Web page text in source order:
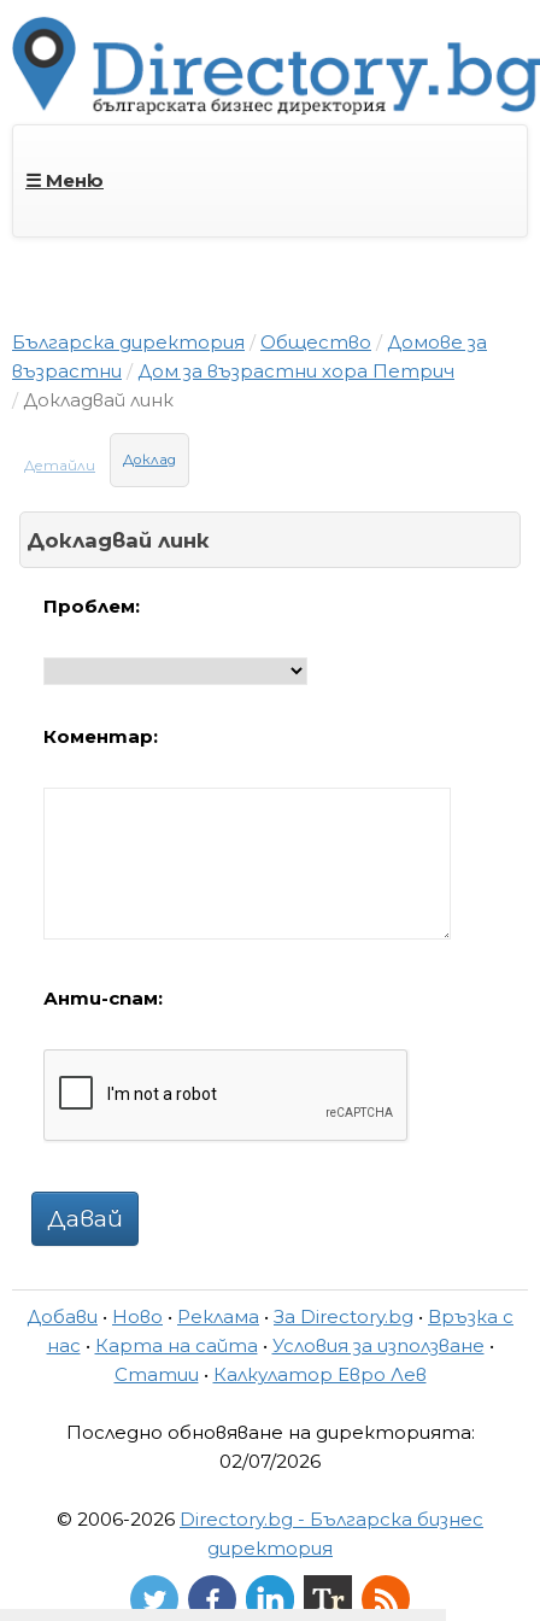
☰ Меню
Българска директория Общество
Домове за
възрастни
Дом за възрастни хора Петрич
Докладвай линк
Детайли Доклад
Докладвай линк
Проблем:
Коментар:
Анти-спам:
Давай
Добави • Ново • Реклама • За Directory.bg • Връзка с
нас • Карта на сайта • Условия за използване •
Статии • Калкулатор Евро Лев
Последно обновяване на директорията:
02/07/2026
© 2006-2026 Directory.bg - Българска бизнес
директория